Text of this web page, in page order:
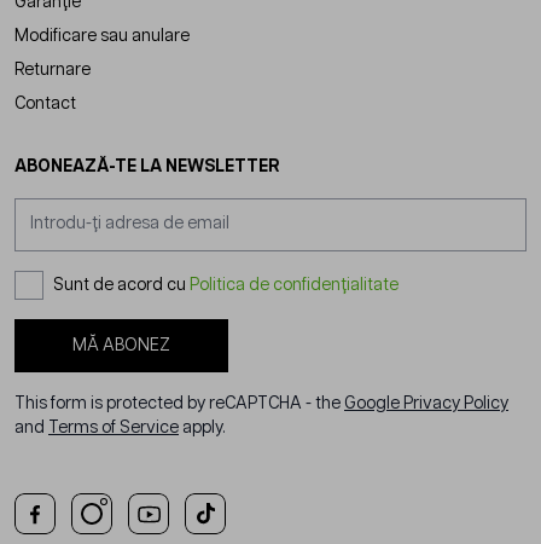
Modificare sau anulare
Returnare
Contact
ABONEAZĂ-TE LA NEWSLETTER
Sunt de acord cu Politica de confidențialitate
MĂ ABONEZ
This form is protected by reCAPTCHA - the Google Privacy Policy
and
Terms of Service apply.